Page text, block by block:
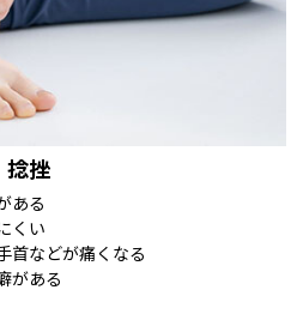
捻挫
ある
くい
首などが痛くなる
がある